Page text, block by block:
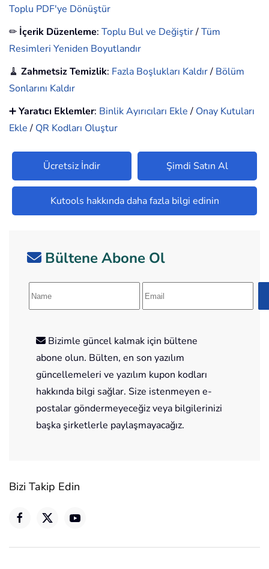
Toplu PDF'ye Dönüştür
✏ İçerik Düzenleme: Toplu Bul ve Değiştir/Tüm
Resimleri Yeniden Boyutlandır
🧹 Zahmetsiz Temizlik: Fazla Boşlukları Kaldır/ Bölüm
Sonlarını Kaldır
➕Yaratıcı Eklemler: Binlik Ayırıcıları Ekle/ Onay Kutuları
Ekle/ QR Kodları Oluştur
Ücretsiz İndir Şimdi Satın Al
Kutools hakkında daha fazla bilgi edinin
Bültene Abone Ol
Bizimle güncel kalmak için bültene
abone olun. Bülten, en son yazılım
güncellemeleri ve yazılım kupon kodları
hakkında bilgi sağlar. Size istenmeyen e-
postalar göndermeyeceğiz veya bilgilerinizi
başka şirketlerle paylaşmayacağız.
Bizi Takip Edin